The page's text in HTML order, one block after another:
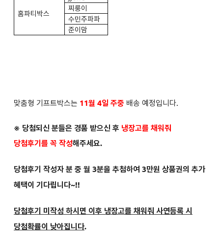
홈파티박스
찌룽이
수민주파파
준이맘
맞춤형 기프트박스는 11월 4일 주중 배송 예정입니다.
※ 당첨되신 분들은 경품 받으신 후 냉장고를 채워줘
당첨후기를 꼭 작성해주세요.
당첨후기 작성자 분 중 월 3분을 추첨하여 3만원 상품권의 추가
혜택이 기다립니다~!!
당첨후기 미작성 하시면 이후 냉장고를 채워줘 사연등록 시
당첨확률이 낮아집니다.